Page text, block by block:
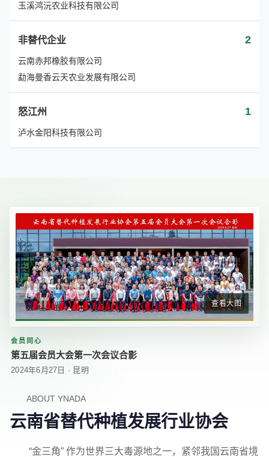
玉溪鸿沅农业科技有限公司
非替代企业 2
云南赤邦橡胶有限公司
勐海曼香云天农业发展有限公司
怒江州 1
泸水金阳科技有限公司
查看大图
会员同心
第五届会员大会第一次会议合影
2024年6月27日 · 昆明
ABOUT YNADA
云南省替代种植发展行业协会
“金三角” 作为世界三大毒源地之一，紧邻我国云南省境